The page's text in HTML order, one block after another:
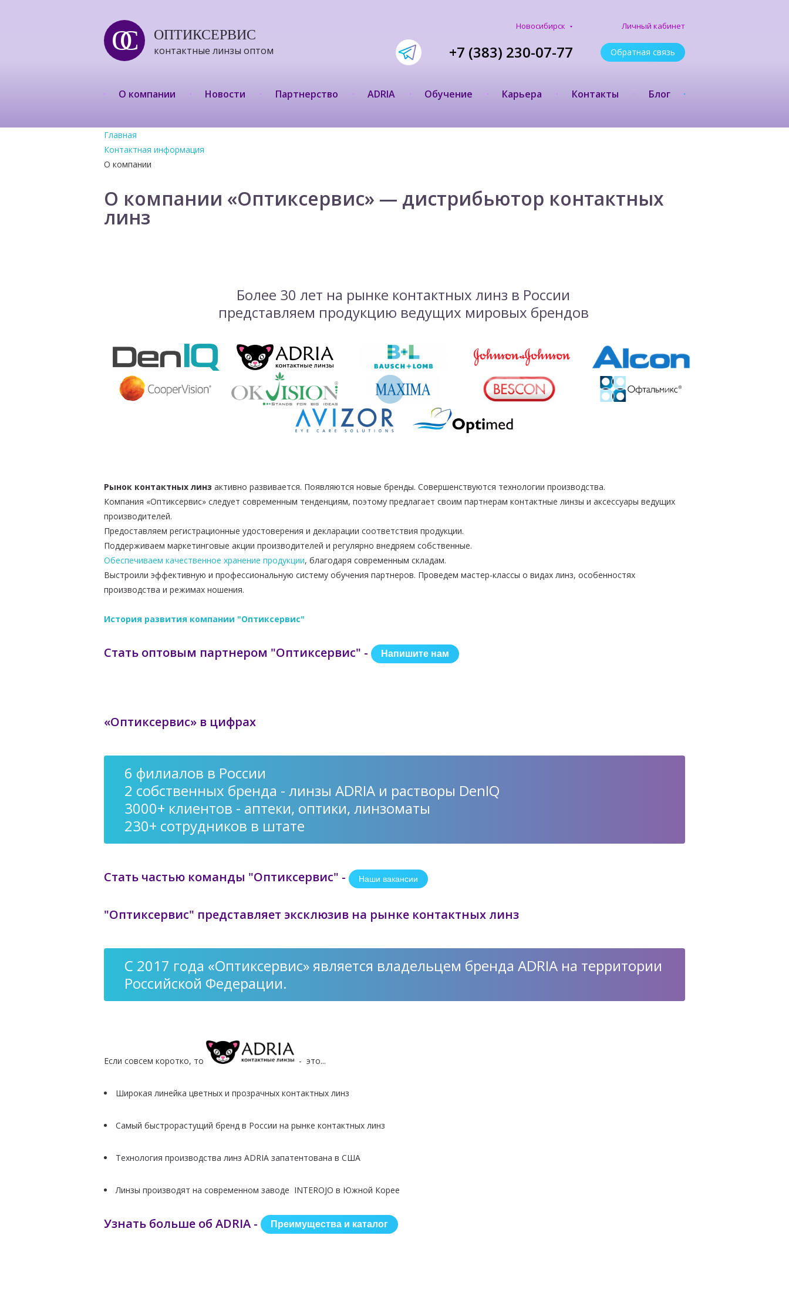
ОС ОПТИКСЕРВИС
контактные линзы оптом
Новосибирск Личный кабинет
+7 (383) 230-07-77 Обратная связь
О компании Новости Партнерство ADRIA Обучение Карьера Контакты Блог
Главная
Контактная информация
О компании
О компании «Оптиксервис» — дистрибьютор контактных
линз
Более 30 лет на рынке контактных линз в России
представляем продукцию ведущих мировых брендов
Рынок контактных линз активно развивается. Появляются новые бренды. Совершенствуются технологии производства.
Компания «Оптиксервис» следует современным тенденциям, поэтому предлагает своим партнерам контактные линзы и аксессуары ведущих
производителей.
Предоставляем регистрационные удостоверения и декларации соответствия продукции.
Поддерживаем маркетинговые акции производителей и регулярно внедряем собственные.
Обеспечиваем качественное хранение продукции, благодаря современным складам.
Выстроили эффективную и профессиональную систему обучения партнеров. Проведем мастер-классы о видах линз, особенностях
производства и режимах ношения.
История развития компании "Оптиксервис"
Стать оптовым партнером "Оптиксервис" - Напишите нам
«Оптиксервис» в цифрах
6 филиалов в России
2 собственных бренда - линзы ADRIA и растворы DenIQ
3000+ клиентов - аптеки, оптики, линзоматы
230+ сотрудников в штате
Стать частью команды "Оптиксервис" - Наши вакансии
"Оптиксервис" представляет эксклюзив на рынке контактных линз
С 2017 года «Оптиксервис» является владельцем бренда ADRIA на территории
Российской Федерации.
Если совсем коротко, то - это...
Широкая линейка цветных и прозрачных контактных линз
Самый быстрорастущий бренд в России на рынке контактных линз
Технология производства линз ADRIA запатентована в США
Линзы производят на современном заводе INTEROJO в Южной Корее
Узнать больше об ADRIA - Преимущества и каталог